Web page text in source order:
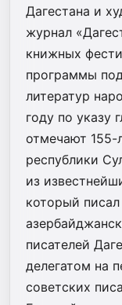
Дагестана и
журнал
книжных
программы
литератур
году по указу
отмечают 155-
республики
из
который
писателей
делегатом на
советских